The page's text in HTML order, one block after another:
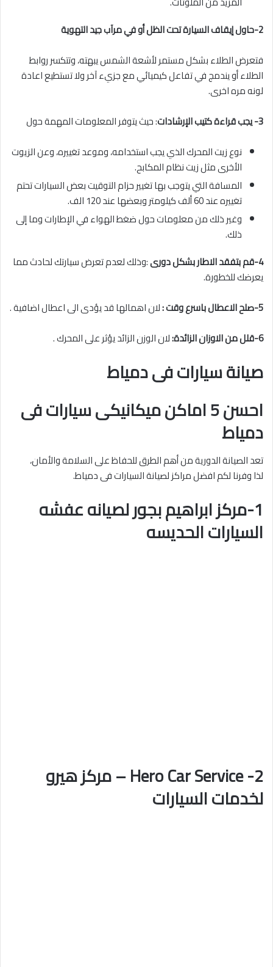
2-حاول إيقاف السيارة تحت الظل أو في مرآب جيد التهوية
فتعرض الطلاء بشكل مستمر لأشعة الشمس يبهته، وتتكسر روابط
الطلاء أو يندمج في تفاعل كيميائي مع جزيء آخر ولا تستطيع اعادة
لونه مره اخرى.
3- يجب قراءة كتيب الإرشادات
: حيث يتوفر المعلومات المهمة حول
نوع زيت المحرك الذي يجب استخدامه، وموعد تغييره، وعن الزيوت
الأخرى مثل زيت نظام المكابح.
المسافة التي يتوجب بها تغيير حزام التوقيت بعض السيارات تحتم
تغييره عند 60 ألف كيلومتر وبعضها عند 120 الف.
وغير ذلك من معلومات حول ضغط الهواء في الإطارات وما إلى
ذلك.
4-قم بتفقد الاطار بشكل دورى
:وذلك لعدم تعرض سيارتك لحادث مما
يعرضك للخطورة.
5-صلح الاعطال باسرع وقت :
لان اهمالها قد يؤدى الى اعطال اضافية .
6-قلل من الاوزان الزائدة:
لان الوزن الزائد يؤثر على المحرك .
صيانة سيارات فى دمياط
احسن 5 اماكن ميكانيكى سيارات فى
دمياط
تعد الصيانة الدورية من أهم الطرق للحفاظ على السلامة والأمان،
لذا وفرنا لكم افضل مراكز لصيانة السيارات فى دمياط.
1-مركز ابراهيم بجور لصيانه عفشه
السيارات الحديسه
2- Hero Car Service – مركز هيرو
لخدمات السيارات